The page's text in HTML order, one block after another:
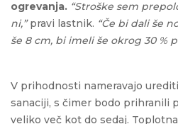
ogrevanja. “Stroške sem
ni,”pravi lastnik. “Če bi dali še
še 8 cm, bi imeli še okrog 30 %
V prihodnosti nameravajo
sanaciji, s čimer bodo prihranili
veliko več kot do sedaj.